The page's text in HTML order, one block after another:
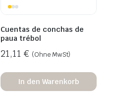
Cuentas de conchas de
paua trébol
21,11 € (Ohne MwSt)
In den Warenkorb